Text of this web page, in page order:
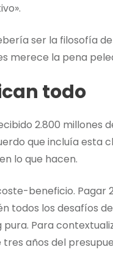
ser la filosofía
merece la pena
todo
2.800 millones
que incluía esta
lo que hacen.
beneficio. Pagar
todos los desafíos
Para
años del